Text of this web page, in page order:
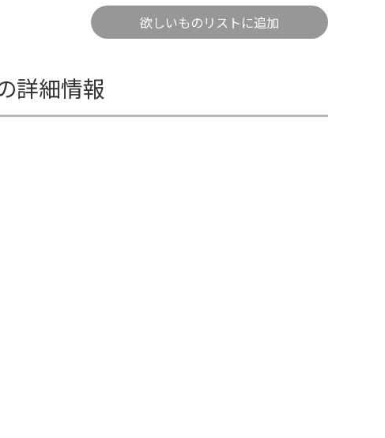
欲しいものリストに追加
詳細情報